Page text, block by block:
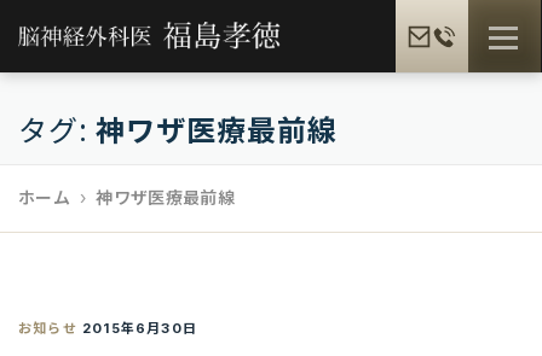
ン
プ
メニュ
福島孝徳とは 福島式手術
患者様の声 メディア情報 福島孝徳BLOG
ギャラリー 提携病院
タグ: 神ワザ医療最前線
ホーム 神ワザ医療最前線
お知らせ 2015年6月30日